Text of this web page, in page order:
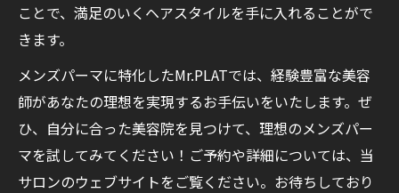
ことで、満足のいくヘアスタイルを手に入れることがで
きます。
メンズパーマに特化したMr.PLATでは、経験豊富な美容
師があなたの理想を実現するお手伝いをいたします。ぜ
ひ、自分に合った美容院を見つけて、理想のメンズパー
マを試してみてください！ご予約や詳細については、当
サロンのウェブサイトをご覧ください。お待ちしており